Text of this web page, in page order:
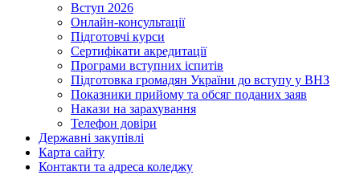
Вступ 2026
Онлайн-консультації
Підготовчі курси
Сертифікати акредитації
Програми вступних іспитів
Підготовка громадян України до вступу у ВНЗ
Показники прийому та обсяг поданих заяв
Накази на зарахування
Телефон довіри
Державні закупівлі
Карта сайту
Контакти та адреса коледжу